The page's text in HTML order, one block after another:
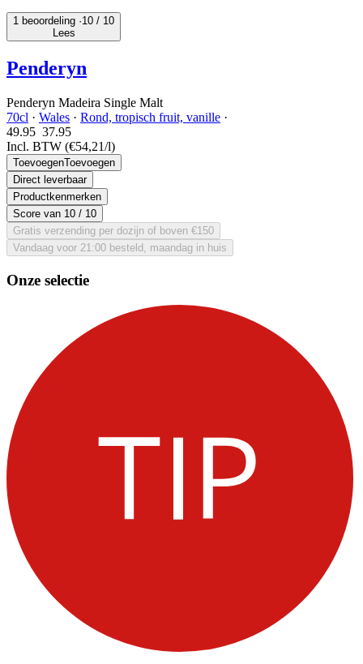
1 beoordeling ·10 / 10
Lees
Penderyn
Penderyn Madeira Single Malt
70cl · Wales · Rond, tropisch fruit, vanille ·
49.95 37.95
Incl. BTW (€54,21/l)
ToevoegenToevoegen
Direct leverbaar
Productkenmerken
Score van 10 / 10
Gratis verzending per dozijn of boven €150
Vandaag voor 21:00 besteld, maandag in huis
Onze selectie